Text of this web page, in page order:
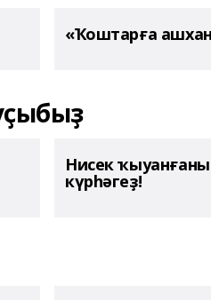
«Ҡоштарға
Нисек
күрһәгеҙ!